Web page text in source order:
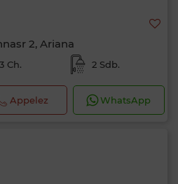
2, Ariana
3 Ch. 2 Sdb.
Appelez WhatsApp